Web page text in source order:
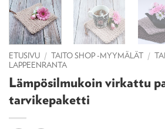
ETUSIVU / TAITO SHOP -MYYMÄLÄT /
LAPPEENRANTA
Lämpösilmukoin virkattu
tarvikepaketti